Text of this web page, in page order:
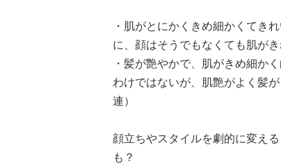
・肌がとにかくきめ細かくてき
に、顔はそうでもなくても肌が
・髪が艶やかで、肌がきめ細か
わけではないが、肌艶がよく髪
連）
顔立ちやスタイルを劇的に変え
も？